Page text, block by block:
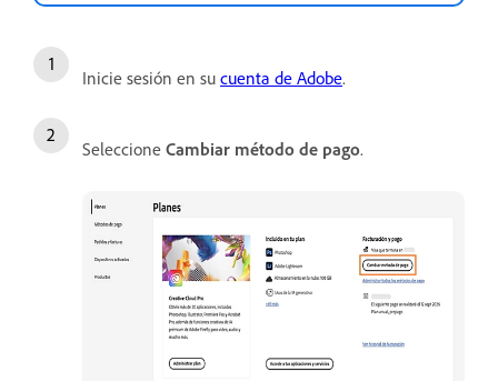
Inicie sesión en su cuenta de Adobe.
Seleccione Cambiar método de pago.